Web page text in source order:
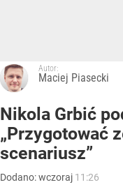
Autor:
Maciej Piasecki
Nikola Grbić
„Przygotować
scenariusz”
Dodano:wczoraj 11:26